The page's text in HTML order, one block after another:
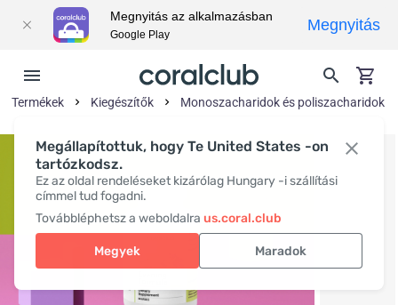
Megállapítottuk, hogy Te United States -on
tartózkodsz.
Ez az oldal rendeléseket kizárólag Hungary -i szállítási
címmel tud fogadni.
Továbbléphetsz a weboldalra us.coral.club
Megyek Maradok
Termékek Kiegészítők Monoszacharidok és poliszacharidok
Megnyitás az alkalmazásban
Google Play
Megnyitás